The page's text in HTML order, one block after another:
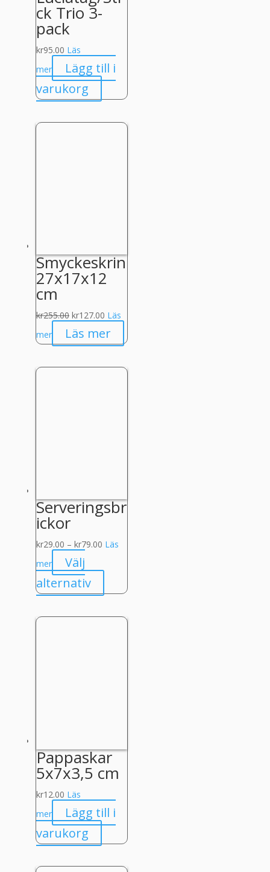
ck Trio 3-
pack
kr95.00 Läs
mer
Lägg till i
varukorg
Smyckeskrin
27x17x12
cm
kr255.00 Det
ursprungliga
priset
kr127.00 Det
nuvarande
priset
Läs
mer
Läs mer
Serveringsbr
ickor
kr29.00 – kr79.00 Prisintervall:
till
kr79.00
Läs
mer
Välj
alternativ
här
på
produktsidan
Pappaskar
5x7x3,5 cm
kr12.00 Läs
mer
Lägg till i
varukorg